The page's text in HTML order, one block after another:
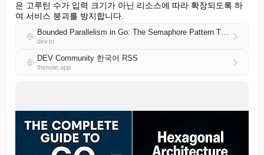
은 고루틴 수가 입력 크기가 아닌 리소스에 따라 확장되도록 하
여 서비스 붕괴를 방지합니다.
Bounded Parallelism in Go: The Semaphore Pattern That Caps Goroutines
dev.to
DEV Community 한국어 RSS
thenote.app